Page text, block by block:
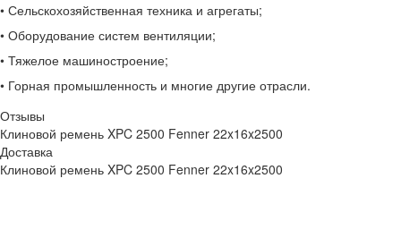
• Сельскохозяйственная техника и агрегаты;
• Оборудование систем вентиляции;
• Тяжелое машиностроение;
• Горная промышленность и многие другие отрасли.
Отзывы
Клиновой ремень XPC 2500 Fenner 22x16x2500
Доставка
Клиновой ремень XPC 2500 Fenner 22x16x2500